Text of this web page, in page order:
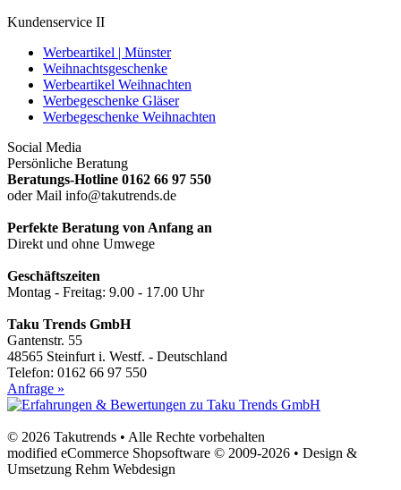
Kundenservice II
Werbeartikel | Münster
Weihnachtsgeschenke
Werbeartikel Weihnachten
Werbegeschenke Gläser
Werbegeschenke Weihnachten
Social Media
Persönliche Beratung
Beratungs-Hotline 0162 66 97 550
oder Mail info@takutrends.de
Perfekte Beratung von Anfang an
Direkt und ohne Umwege
Geschäftszeiten
Montag - Freitag: 9.00 - 17.00 Uhr
Taku Trends GmbH
Gantenstr. 55
48565 Steinfurt i. Westf. - Deutschland
Telefon: 0162 66 97 550
Anfrage »
© 2026 Takutrends • Alle Rechte vorbehalten
modified eCommerce Shopsoftware © 2009-2026 • Design &
Umsetzung Rehm Webdesign